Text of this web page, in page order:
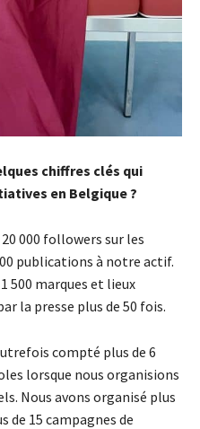
chiffres clés qui
en Belgique ?
000 followers sur les
publications à notre actif.
500 marques et lieux
la presse plus de 50 fois.
compté plus de 6
lorsque nous organisions
Nous avons organisé plus
de 15 campagnes de